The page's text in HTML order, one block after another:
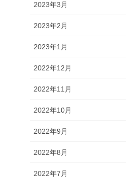
2023年3月
2023年2月
2023年1月
2022年12月
2022年11月
2022年10月
2022年9月
2022年8月
2022年7月